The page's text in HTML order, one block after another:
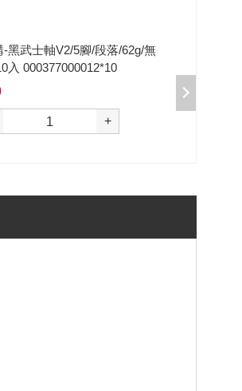
-黑武士軸V2/5腳/段落/62g/無
入 000377000012*10
+